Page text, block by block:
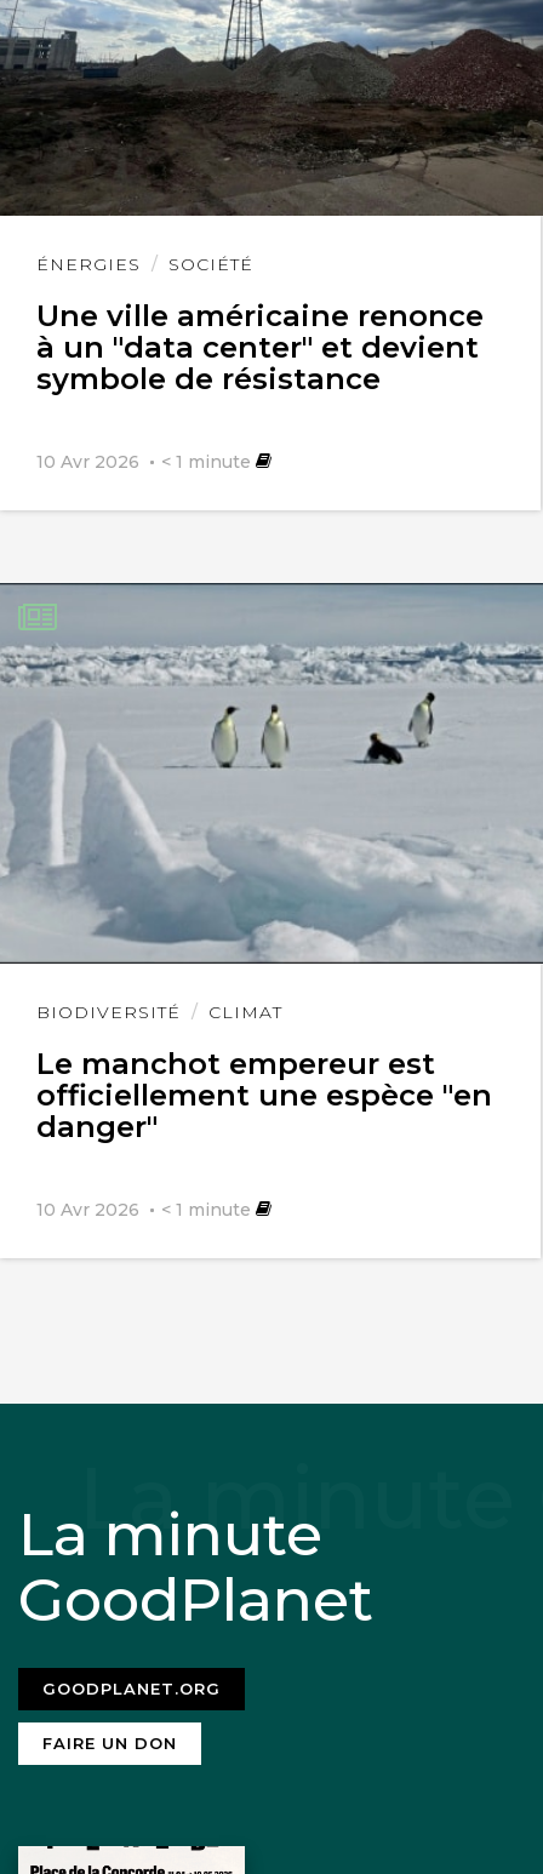
ÉNERGIES SOCIÉTÉ
Une ville américaine renonce
à un "data center" et devient
symbole de résistance
10 Avr 2026 < 1 minute
Lire
BIODIVERSITÉ CLIMAT
Le manchot empereur est
officiellement une espèce "en
danger"
10 Avr 2026 < 1 minute
Lire
La minute
GoodPlanet
GOODPLANET.ORG
FAIRE UN DON